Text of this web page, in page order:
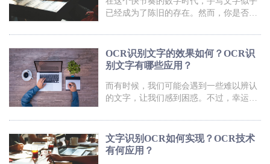
入。想象一下，你只需用手机拍下一张菜
价格，省去了翻译的麻烦。不仅如此，
OCR技术还可以应用于身份证识别、银
已经成为了陈旧的存在。然而，你是否曾
手写的字迹瞬间转化为可编辑的电子文
件，那该多么方便！OCR技术就是这样一
种令人惊叹的创新，它能够以闪电般的速
度识别你的手写文字，并将其转化为可搜
索、可编辑的文本。不再需要费神去整理
笔记、填写表格或手动录入文字，OCR技
一起探索这个让人惊叹的手写文字识别
OCR世界吧！手写文字识别ocr福
OCR识别文字的效果如何？OCR识
别文字有哪些应用？
而有时候，我们可能会遇到一些难以辨认
的文字，让我们感到困惑。不过，幸运的
文字，可以帮助我们轻松解决这个问题。
OCR识别文字是一种基于光学原理的技
术，能够将印刷体或手写体的文字转化为
可编辑的电子文本。它不仅快速准确，而
文字识别OCR如何实现？OCR技术
有何应用？